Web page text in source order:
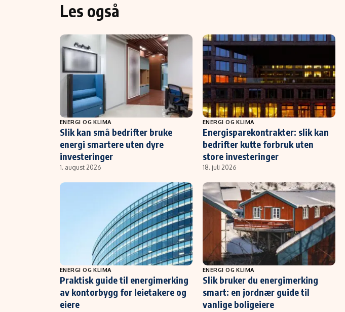
Les også
ENERGI OG KLIMA
Slik kan små bedrifter bruke
energi smartere uten dyre
investeringer
1. august 2026
ENERGI OG KLIMA
Energisparekontrakter: slik kan
bedrifter kutte forbruk uten
store investeringer
18. juli 2026
ENERGI OG KLIMA
Praktisk guide til energimerking
av kontorbygg for leietakere og
eiere
ENERGI OG KLIMA
Slik bruker du energimerking
smart: en jordnær guide til
vanlige boligeiere